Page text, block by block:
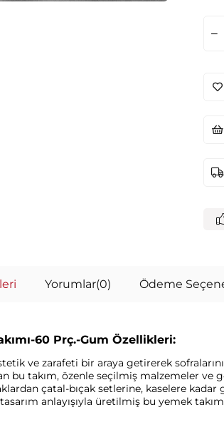
Yorumlar(0) Ödeme
60 Prç.-Gum Özellikleri:
ve zarafeti bir araya getirerek
bu takım, özenle seçilmiş malzemeler ve
çatal-bıçak setlerine, kaselere kadar
anlayışıyla üretilmiş bu yemek